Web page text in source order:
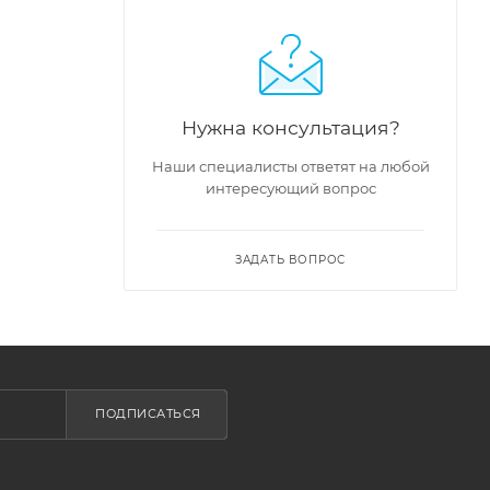
Нужна консультация?
Наши специалисты ответят на любой
интересующий вопрос
ЗАДАТЬ ВОПРОС
ПОДПИСАТЬСЯ